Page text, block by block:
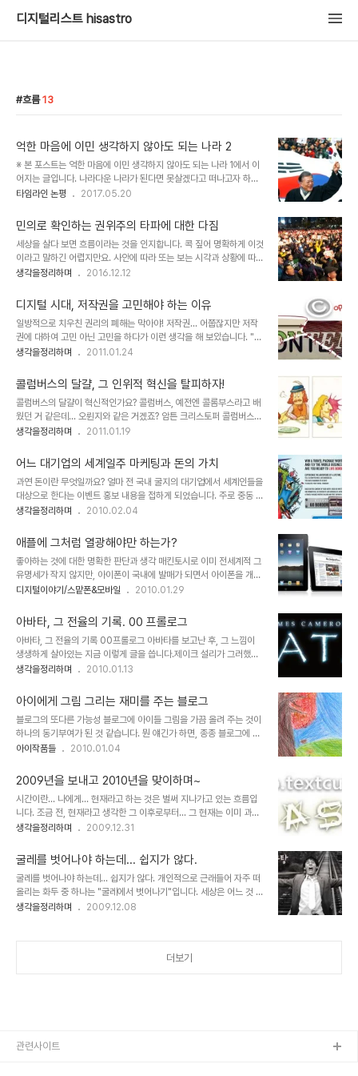
디지털리스트 hisastro
흐름 13
억한 마음에 이민 생각하지 않아도 되는 나라 2
※ 본 포스트는 억한 마음에 이민 생각하지 않아도 되는 나라 1에서 이
어지는 글입니다. 나라다운 나라가 된다면 못살겠다고 떠나고자 하는
이들을 상대로 하는 눈꼴사나운 돈벌이 꼬드김도 사라질 겁니다. 당연
벗어나야겠다고 발버둥 친다고 벗어날 수 있는 곳이 아니라는 데 있었
습니다. 이민을 열망(?)한다고 누구나 되는 것이 아님을 확인하는 것
그 자체가 고통이었으니까요. 지옥을 경험해 보진 않았지만 지옥의 고
통이 그리 간단한 것이 아님은 지난 시간 동안 못지않게 많은 이들이
깨달았다고 할 수 있습니다. 그건 촛불이 횃불이 되도록 타오르게 하는
지점이라고 할 수 있습니다. 혼..
타임라인 논평 2017.05.20
민의로 확인하는 권위주의 타파에 대한 다짐
세상을 살다 보면 흐름이라는 것을 인지합니다. 콕 짚어 명확하게 이것
이라고 말하긴 어렵지만요. 사안에 따라 또는 보는 시각과 상황에 따라
이야기될 수 있는 수많은 흐름을 한마디로 어떻다. 정의한다는 것 자체
흐름을 감지하고 있습니다. 아직 그 흐름이 가져올 결과에 대해 쉽게
예단하지도 않지만, 어디로 흘러가야 하는지 향해야 할 방향에 대한 생
각은 어느 정도 일치한다고 생각합니다. 그것은 다른 무엇보다 왜곡된
힘과 권위에 대한 청산에 있지 않을까 저는 확신합니다.민의의 함성으
로 대의민주주의에 있어 첫 번째 연결고리라 할 수 있는 국회는 대통령
는 거죠. 그런데, 국회 탄핵..
생각을정리하며 2016.12.12
디지털 시대, 저작권을 고민해야 하는 이유
일방적으로 치우친 권리의 폐해는 막아야! 저작권... 어쭙잖지만 저작
권에 대하여 고민 아닌 고민을 하다가 이런 생각을 해 보았습니다. "어
떠한 권리가 한쪽으로 치우쳤을 땐 반드시 문제가 발생하기 마련이
에 이르렀다고 봅니다. 물론 현재, 어떤 누구라도 이 디지털 시대의 저
작권에 대하여 명쾌한 답을 내놓긴 어려울 것이라 생각합니다. 뭐, 혼
자라면 어떤 특정한 방법을 포함하여 어떤 주장이든 펼칠 수는 있겠지
만... ▲ Illustration by Minh Uong/The New York Times
Published: March 1, 2009 음악이나, 책, 글 그림 등등... 이러한
생각을정리하며 2011.01.24
콜럼버스의 달걀, 그 인위적 혁신을 탈피하자!
콜럼버스의 달걀이 혁신적인가요? 콜럼버스, 예전엔 콜롬부스라고 배
웠던 거 같은데... 오륀지와 같은 거겠죠? 암튼 크리스토퍼 콜럼버스
(Christopher Columbus), 그는 아직 많은 사람들에게 미지의 세
럼버스 그를 진정한 모험가로 바라보아야 하는지에 대해서 저는 단호
하게 아니라고 생각합니다. -이러한 생각을 갖게 된 건 올바른 지식을
전파하고자 했던 분들의 깨인 시각과 그 파급에 따른 많은 사람들의 생
각에 공감하기 때문일 겁니다. 그만큼 앞으로의 세상은 지금 보다 더
좋은 생각과 실천으로 모두가 행복한 세상이 될 수 있는 가능성이 커지
Columbus, 1..
생각을정리하며 2011.01.19
어느 대기업의 세계일주 마케팅과 돈의 가치
과연 돈이란 무엇일까요? 얼마 전 국내 굴지의 대기업에서 세계인들을
대상으로 한다는 이벤트 홍보 내용을 접하게 되었습니다. 주로 중동 쪽
에 촛점이 맞춰진 듯 보였지만... 이벤트의 골자는, "80일간 세계 여행
UCC 동영상을 제작하여 해당 이벤트 웹사이트에 등록을 하면, 참여
한 사람 중 6명을 선발해서 우리 돈으로 약 1억 원의 여행경비와 80
일간 탑승 횟수에 관계없이 어디서든 자유롭게 비행기를 탈 수 있는...
그것도 비즈니스석의 항공권을 지원한다는 겁니다. ▲ 세계일주 이벤
트 홍보 이미지 이벤트의 내용은 쥘 베른의 소설 80일간의 세계일주
아니 뭐랄까... 단순히 ..
생각을정리하며 2010.02.04
애플에 그처럼 열광해야만 하는가?
좋아하는 것에 대한 명확한 판단과 생각 매킨토시로 이미 전세계적 그
유명세가 작지 않지만, 아이폰이 국내에 발매가 되면서 아이폰을 개발
하여 판매하는 기업 애플에 대한 관심 또한 더욱 높아졌습니다. 더우기
그 관심은 더욱 확대될 것은 예정된 사실이기도 합니다. ▲ 2010년 1
월 28일 공개된 애플의 타블렛 iPad 하지만, 좋다라고 하는 관심에
있어서 스스로 생각하고 여과된 판단이 아니라 분위기에 휩싸여 무조
건적으로 받아들이고 있는 것은 아닌가 하는 생각이 들기도 합니다. 이
에 대하여 언젠가 모튜님께서 쓰셨던 아이폰에 대한 포스트에서나 꼬
을 쓰고자 했었데, 마침 글을 ..
디지털이야기/스맡폰&모바일 2010.01.29
아바타, 그 전율의 기록. 00 프롤로그
아바타, 그 전율의 기록 00프롤로그 아바타를 보고난 후, 그 느낌이
생생하게 살아있는 지금 이렇게 글을 씁니다.제이크 설리가 그러했던
것처럼... 역대 흥행기록을 갈아 치울만큼 수많은 관객들이 보았고, 또
된 이유는 요 몇일 동안 개인적인 사정도 있었고, 워낙 아바타를 보고
생각한 것이 많았기에... 쉽게 정리가 되질 못했기 때문입니다. 뒤죽박
죽이었던 영화 아바타에 대한 느낌과 생각들이 이제 좀 정리가 되어 그
내용들을 여러분들과 함께하고자 글을 올려봅니다. 00 프롤로그 아바
타의 주제는 교감! 사헬루(나'비족 언어로 교감이라는 뜻)라고 할 수
두고 제이크 설리가 영..
생각을정리하며 2010.01.13
아이에게 그림 그리는 재미를 주는 블로그
블로그의 또다른 가능성 블로그에 아이들 그림을 가끔 올려 주는 것이
하나의 동기부여가 된 것 같습니다. 뭔 얘긴가 하면, 종종 블로그에 아
이들의 그림과 글을 올리곤 했는데, 그것이 계기가 되어서 그런건지 가
문득 옳거니... 생각이 듭니다. 아이가 무엇이든 잘하게 만드는 방법은
흥미를 부여하는 것이라고 생각합니다. 그런데 이렇게 자신이 그린 그
림이 블로그에 올려져 어디에선가 누군가에게 보여지고 있다는 것에
대하여 생각하고, 이를 좋아하게 된다는 것은 결국 재미를 느끼고 있다
는 것인데... 그래서, 좋은 기록의 하나가 될 수 있고, 아이가 좋아서 가
이렇게 하면 지금 초등학..
아이작품들 2010.01.04
2009년을 보내고 2010년을 맞이하며~
시간이란... 나에게... 현재라고 하는 것은 벌써 지나가고 있는 흐름입
니다. 조금 전, 현재라고 생각한 그 이후로부터... 그 현재는 이미 과거
일테니까요. 그것이 시간일텐데... 새해가 시작되는 1월... 언제나 그러
구나 기대하곤 합니다. 그러나 언제나 그랬던것 처럼 어렴풋이 시간이
흘러 가물해질 무렵 현재의 흔적들은 그 역시 시간의 그 흐름 속에서
또한 기억으로만 그렇게 남아 있게 될 겁니다. 새로운 시간을 마주하며
희망이을 말하지만 그것만을 믿고갈 수 있을까요? 그래야만 할까요?
테슬라의 말처럼 시간이 제어될 수 있는 가능성이 있다면... 그래서 적
생각을정리하며 2009.12.31
굴레를 벗어나야 하는데... 쉽지가 않다.
굴레를 벗어나야 하는데... 쉽지가 않다. 개인적으로 근래들어 자주 떠
올리는 화두 중 하나는 "굴레에서 벗어나기"입니다. 세상은 어느 것 하
나 변하지 않은 것 같으면서도 엄청난 속도로 바뀌어 간다는 역설적인
는 세상인데... 세상 살이라는 틈바구니 속에 톱니 바퀴처럼 끼어 살아
생각을정리하며 2009.12.08
더보기
관련사이트